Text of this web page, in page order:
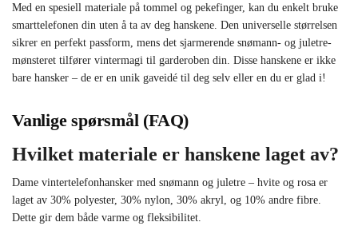
Med en spesiell materiale på tommel og pekefinger, kan du enkelt bruke
smarttelefonen din uten å ta av deg hanskene. Den universelle størrelsen
sikrer en perfekt passform, mens det sjarmerende snømann- og juletre-
mønsteret tilfører vintermagi til garderoben din. Disse hanskene er ikke
bare hansker – de er en unik gaveidé til deg selv eller en du er glad i!
Vanlige spørsmål (FAQ)
Hvilket materiale er hanskene laget av?
Dame vintertelefonhansker med snømann og juletre – hvite og rosa er
laget av 30% polyester, 30% nylon, 30% akryl, og 10% andre fibre.
Dette gir dem både varme og fleksibilitet.